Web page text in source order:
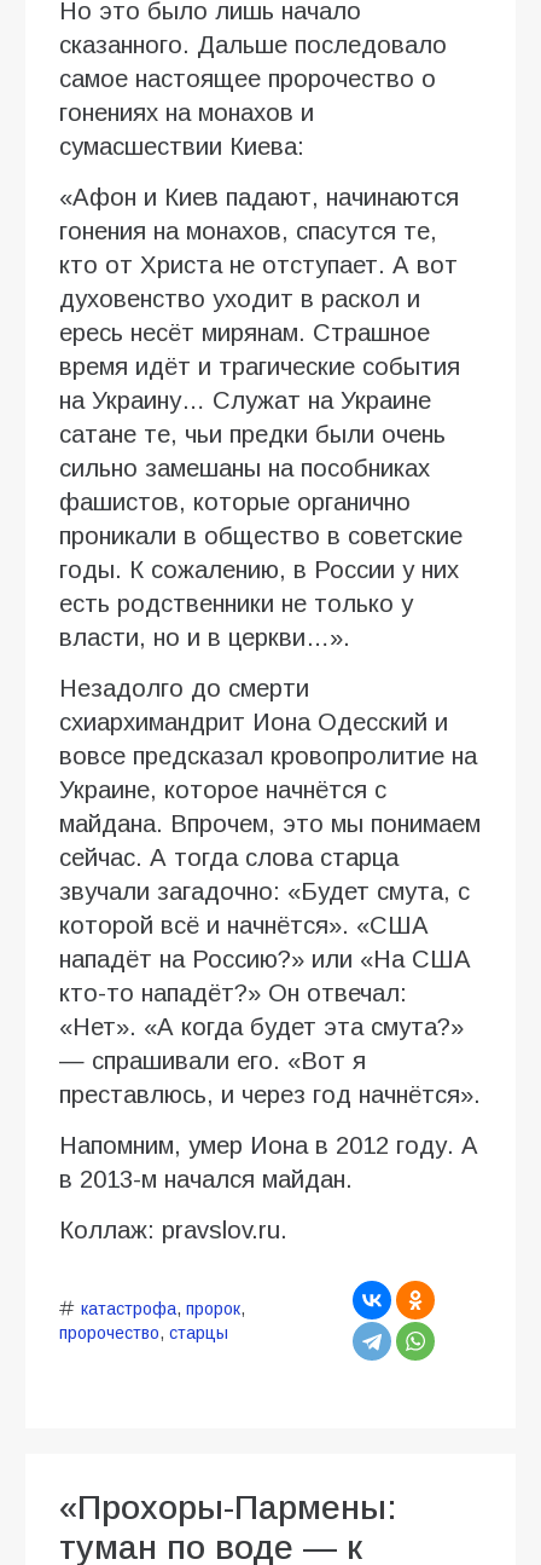
Но это было лишь начало
сказанного. Дальше последовало
самое настоящее пророчество о
гонениях на монахов и
сумасшествии Киева:
«Афон и Киев падают, начинаются
гонения на монахов, спасутся те,
кто от Христа не отступает. А вот
духовенство уходит в раскол и
ересь несёт мирянам. Страшное
время идёт и трагические события
на Украину… Служат на Украине
сатане те, чьи предки были очень
сильно замешаны на пособниках
фашистов, которые органично
проникали в общество в советские
годы. К сожалению, в России у них
есть родственники не только у
власти, но и в церкви…».
Незадолго до смерти
схиархимандрит Иона Одесский и
вовсе предсказал кровопролитие на
Украине, которое начнётся с
майдана. Впрочем, это мы понимаем
сейчас. А тогда слова старца
звучали загадочно: «Будет смута, с
которой всё и начнётся». «США
нападёт на Россию?» или «На США
кто-то нападёт?» Он отвечал:
«Нет». «А когда будет эта смута?»
— спрашивали его. «Вот я
преставлюсь, и через год начнётся».
Напомним, умер Иона в 2012 году. А
в 2013-м начался майдан.
Коллаж: pravslov.ru.
катастрофа, пророк,
пророчество, старцы
«Прохоры-Пармены:
туман по воде — к